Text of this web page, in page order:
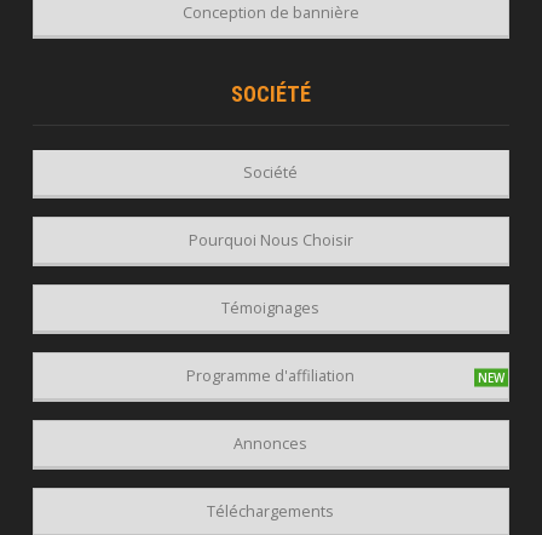
Conception de bannière
SOCIÉTÉ
Société
Pourquoi Nous Choisir
Témoignages
Programme d'affiliation
Annonces
Téléchargements